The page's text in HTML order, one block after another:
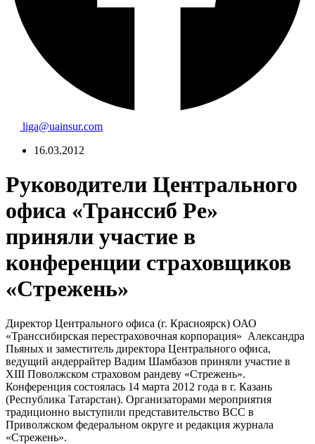
liga@uainsur.com
16.03.2012
Руководители Центрального
офиса «Транссиб Ре»
приняли участие в
конференции страховщиков
«Стрежень»
Директор Центрального офиса (г. Красноярск) ОАО
«Транссибирская перестраховочная корпорация» Александра
Пьяных и заместитель директора Центрального офиса,
ведущий андеррайтер Вадим Шамбазов приняли участие в
XIII Поволжском страховом рандеву «Стрежень».
Конференция состоялась 14 марта 2012 года в г. Казань
(Республика Татарстан). Организаторами мероприятия
традиционно выступили представительство ВСС в
Приволжском федеральном округе и редакция журнала
«Стрежень».